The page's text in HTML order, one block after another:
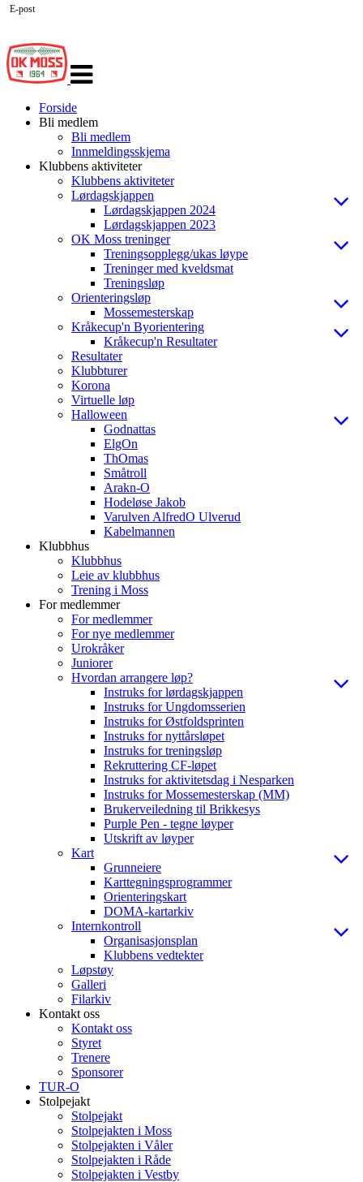
navigasjon
Forside
Bli medlem
Bli medlem
Innmeldingsskjema
Klubbens aktiviteter
Klubbens aktiviteter
Lørdagskjappen
Lørdagskjappen 2024
Lørdagskjappen 2023
OK Moss treninger
Treningsopplegg/ukas løype
Treninger med kveldsmat
Treningsløp
Orienteringsløp
Mossemesterskap
Kråkecup'n Byorientering
Kråkecup'n Resultater
Resultater
Klubbturer
Korona
Virtuelle løp
Halloween
Godnattas
ElgOn
ThOmas
Småtroll
Arakn-O
Hodeløse Jakob
Varulven AlfredO Ulverud
Kabelmannen
Klubbhus
Klubbhus
Leie av klubbhus
Trening i Moss
For medlemmer
For medlemmer
For nye medlemmer
Urokråker
Juniorer
Hvordan arrangere løp?
Instruks for lørdagskjappen
Instruks for Ungdomsserien
Instruks for Østfoldsprinten
Instruks for nyttårsløpet
Instruks for treningsløp
Rekruttering CF-løpet
Instruks for aktivitetsdag i Nesparken
Instruks for Mossemesterskap (MM)
Brukerveiledning til Brikkesys
Purple Pen - tegne løyper
Utskrift av løyper
Kart
Grunneiere
Karttegningsprogrammer
Orienteringskart
DOMA-kartarkiv
Internkontroll
Organisasjonsplan
Klubbens vedtekter
Løpstøy
Galleri
Filarkiv
Kontakt oss
Kontakt oss
Styret
Trenere
Sponsorer
TUR-O
Stolpejakt
Stolpejakt
Stolpejakten i Moss
Stolpejakten i Våler
Stolpejakten i Råde
Stolpejakten i Vestby
E-post